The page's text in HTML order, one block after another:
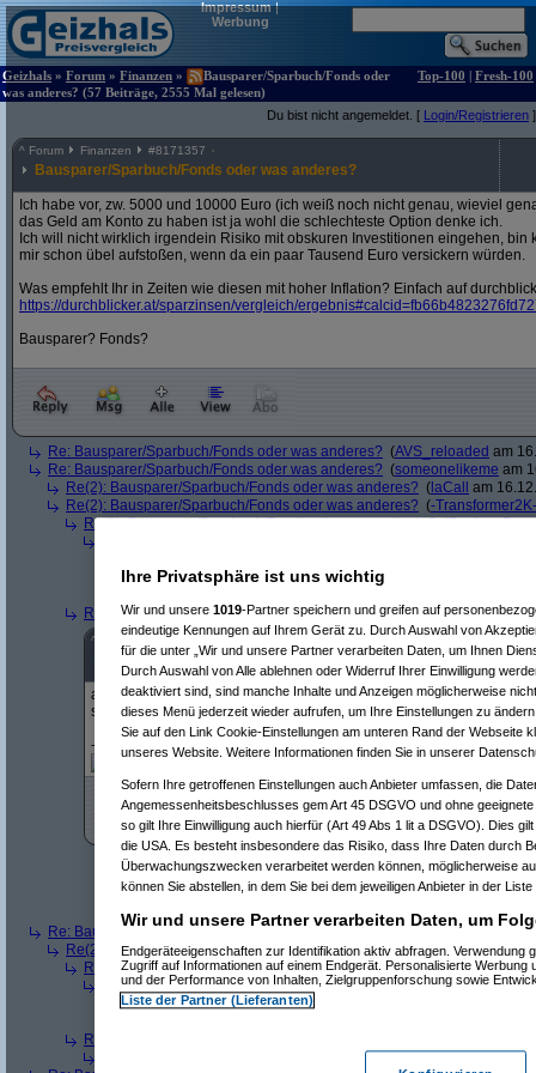
Impressum|
Werbung
Geizhals » Forum » Finanzen »
Bausparer/Sparbuch/Fonds oder
was anderes? (57 Beiträge, 2555 Mal gelesen)
Top-100 | Fresh-100
Du bist nicht angemeldet. [ Login/Registrieren ]
^ Forum Finanzen #8171357
Bausparer/Sparbuch/Fonds oder was anderes?
Ich habe vor, zw. 5000 und 10000 Euro (ich weiß noch nicht genau, wieviel
das Geld am Konto zu haben ist ja wohl die schlechteste Option denke ich.
Ich will nicht wirklich irgendein Risiko mit obskuren Investitionen eingehen, bin
mir schon übel aufstoßen, wenn da ein paar Tausend Euro versickern würden.
Was empfehlt Ihr in Zeiten wie diesen mit hoher Inflation? Einfach auf
https://durchblicker.at/sparzinsen/vergleich/
Bausparer? Fonds?
Re: Bausparer/Sparbuch/Fonds oder was anderes? (AVS_reloaded am
Re: Bausparer/Sparbuch/Fonds oder was anderes? (someonelikeme am
Re(2): Bausparer/Sparbuch/Fonds oder was anderes? ( laCall
am
Re(2): Bausparer/Sparbuch/Fonds oder was anderes? (-Transformer2K-
Re(3): Bausparer/Sparbuch/Fonds oder was anderes?(Paulas_Papa
Re(6): Bausparer/Sparbuch/Fonds oder was anderes?
Re(3): Bausparer/Sparbuch/Fonds oder was anderes?(ein Kritiker
^ Finanzen 8171874
Re(4): Bausparer/Sparbuch/Fonds oder was anderes?
aha ... und da sehe ich, welche ETFs überteuert sind und welche
sind? Steht das dabei? Oder hilft mir dabei einer der 1.000
-----------------
Re(5): Bausparer/Sparbuch/Fonds oder was anderes?(ein
Re(6): Bausparer/Sparbuch/Fonds oder was anderes?
-
Re(7): Bausparer/Sparbuch/Fonds oder was anderes?(
Re(8): Bausparer/Sparbuch/Fonds oder was anderes?
Re: Bausparer/Sparbuch/Fonds oder was anderes?
ein Kritiker
am
Re(2): Bausparer/Sparbuch/Fonds oder was anderes?(laCallam
Re(3): Bausparer/Sparbuch/Fonds oder was anderes?(Paulas_Papa
Re(4): Bausparer/Sparbuch/Fonds oder was anderes? (laCallam
Re(5): Bausparer/Sparbuch/Fonds oder was anderes?
Re(3): Bausparer/Sparbuch/Fonds oder was anderes?
Re(4): Bausparer/Sparbuch/Fonds oder was anderes?(Maemaex
Ihre Privatsphäre ist uns wichtig
Wir und unsere 1019-Partner speichern und greifen auf
eindeutige Kennungen auf Ihrem Gerät zu. Durch Auswahl von
für die unter „Wir und unsere Partner verarbeiten Daten, um Ihnen
Durch Auswahl von Alle ablehnen oder Widerruf Ihrer Einwilligung
deaktiviert sind, sind manche Inhalte und Anzeigen möglicherweise
dieses Menü jederzeit wieder aufrufen, um Ihre Einstellungen zu
Sie auf den Link Cookie-Einstellungen am unteren Rand der Webseite
unseres Website. Weitere Informationen finden Sie in unserer
Sofern Ihre getroffenen Einstellungen auch Anbieter umfassen, die
Angemessenheitsbeschlusses gem Art 45 DSGVO und ohne
so gilt Ihre Einwilligung auch hierfür (Art 49 Abs 1 lit a DSGVO). Dies
die USA. Es besteht insbesondere das Risiko, dass Ihre Daten durch
Überwachungszwecken verarbeitet werden können, möglicherweise
können Sie abstellen, in dem Sie bei dem jeweiligen Anbieter in der
Wir und unsere Partner verarbeiten Daten, um
Endgeräteeigenschaften zur Identifikation aktiv abfragen. Verwendung
Zugriff auf Informationen auf einem Endgerät. Personalisierte Werbung
und der Performance von Inhalten, Zielgruppenforschung sowie
Liste der Partner (Lieferanten)